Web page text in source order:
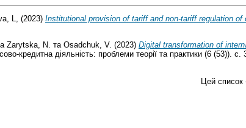
L, (2023) Institutional provision of tariff and non-tariff regulation of
Zarytska, N. та Osadchuk, V. (2023) Digital transformation of
кредитна діяльність: проблеми теорії та практики (6 (53)).
Цей список